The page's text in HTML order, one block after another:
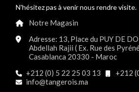
N'hésitez pas à venir nous rendre visite.
Notre Magasin
Adresse: 13, Place du PUY DE
Abdellah Rajii ( Ex. Rue des
Casablanca 20330 - Maroc
+212 (0) 5 22 25 03 13
+212
info@tangerois.ma